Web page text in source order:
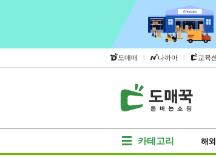
도매매 | 나까마 | 교육
카테고리 해